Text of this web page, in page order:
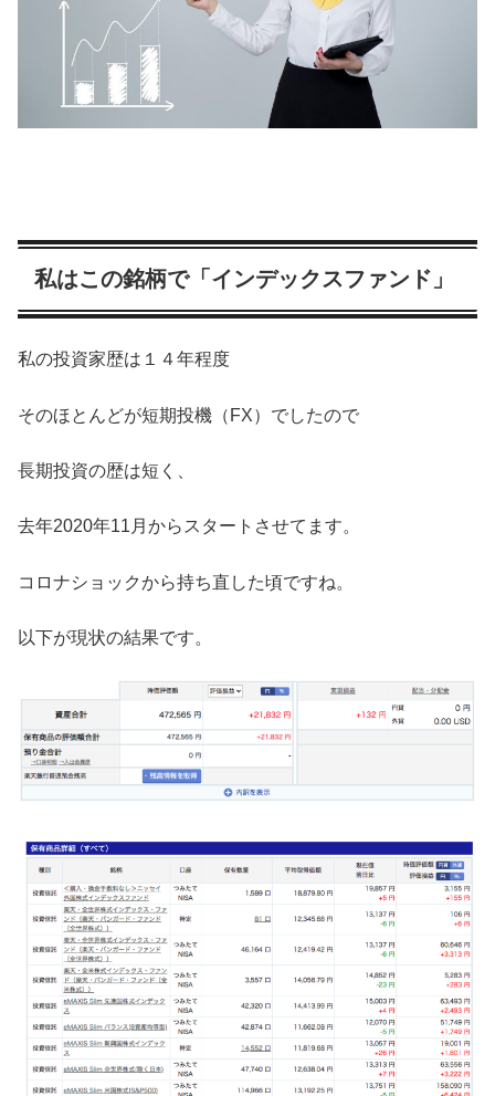
私はこの銘柄で「インデックスファンド」
私の投資家歴は１４年程度
そのほとんどが短期投機（FX）でしたので
長期投資の歴は短く、
去年2020年11月からスタートさせてます。
コロナショックから持ち直した頃ですね。
以下が現状の結果です。